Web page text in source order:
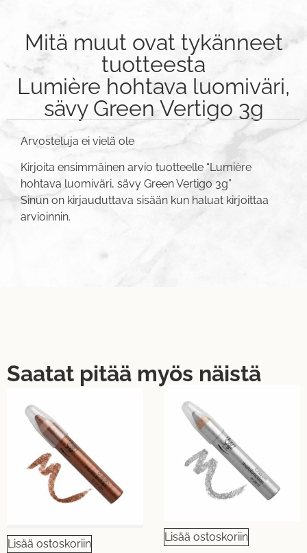
Mitä muut ovat tykänneet
tuotteesta
Lumière hohtava luomiväri,
sävy Green Vertigo 3g
Arvosteluja ei vielä ole
Kirjoita ensimmäinen arvio tuotteelle “Lumière
hohtava luomiväri, sävy Green Vertigo 3g”
Sinun on kirjauduttava sisään kun haluat kirjoittaa
arvioinnin.
Saatat pitää myös näistä
Lisää ostoskoriin
Lisää ostoskoriin